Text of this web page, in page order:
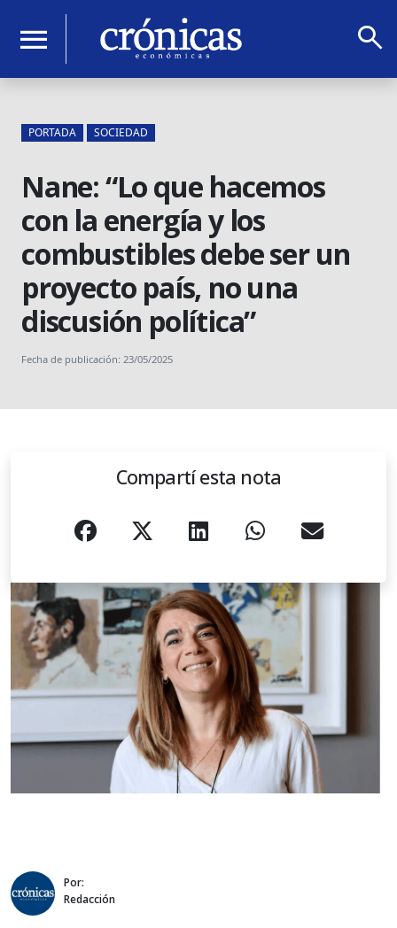
menu search
PORTADA SOCIEDAD
Nane: “Lo que hacemos
con la energía y los
combustibles debe ser un
proyecto país, no una
discusión política”
Fecha de publicación: 23/05/2025
Compartí esta nota
Por:
Redacción